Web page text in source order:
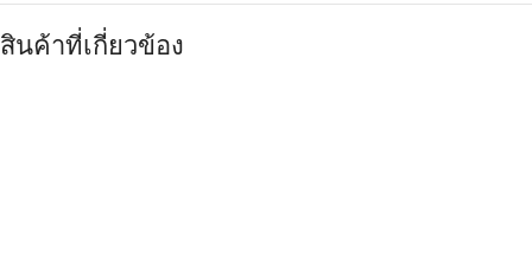
สินค้าที่เกี่ยวข้อง